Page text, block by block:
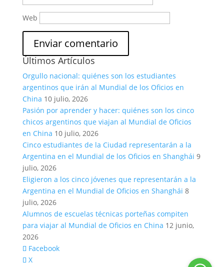
Web
Últimos Artículos
Orgullo nacional: quiénes son los estudiantes
argentinos que irán al Mundial de los Oficios en
China 10 julio, 2026
Pasión por aprender y hacer: quiénes son los cinco
chicos argentinos que viajan al Mundial de Oficios
en China 10 julio, 2026
Cinco estudiantes de la Ciudad representarán a la
Argentina en el Mundial de los Oficios en Shanghái 9
julio, 2026
Eligieron a los cinco jóvenes que representarán a la
Argentina en el Mundial de Oficios en Shanghái 8
julio, 2026
Alumnos de escuelas técnicas porteñas compiten
para viajar al Mundial de Oficios en China 12 junio,
2026
Facebook
X